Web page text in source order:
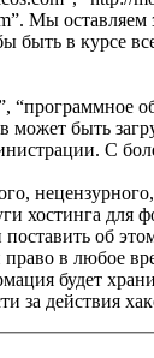
Мы
в курсе
может быть
С
хостинга для
об
право в
будет
за действия